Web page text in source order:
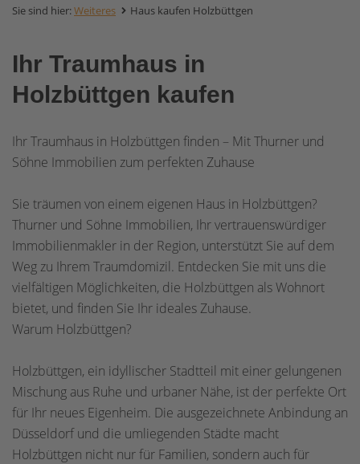
Sie sind hier:Weiteres Haus kaufen Holzbüttgen
Ihr Traumhaus in
Holzbüttgen kaufen
Ihr Traumhaus in Holzbüttgen finden – Mit Thurner und
Söhne Immobilien zum perfekten Zuhause
Sie träumen von einem eigenen Haus in Holzbüttgen?
Thurner und Söhne Immobilien, Ihr vertrauenswürdiger
Immobilienmakler in der Region, unterstützt Sie auf dem
Weg zu Ihrem Traumdomizil. Entdecken Sie mit uns die
vielfältigen Möglichkeiten, die Holzbüttgen als Wohnort
bietet, und finden Sie Ihr ideales Zuhause.
Warum Holzbüttgen?
Holzbüttgen, ein idyllischer Stadtteil mit einer gelungenen
Mischung aus Ruhe und urbaner Nähe, ist der perfekte Ort
für Ihr neues Eigenheim. Die ausgezeichnete Anbindung an
Düsseldorf und die umliegenden Städte macht
Holzbüttgen nicht nur für Familien, sondern auch für